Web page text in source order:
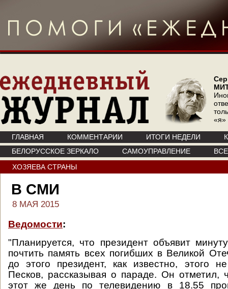
«я»
ГЛАВНАЯ КОММЕНТАРИИ ИТОГИ НЕДЕЛИ
БЕЛОРУССКОЕ ЗЕРКАЛО
САМОУПРАВЛЕНИЕ
ХОЗЯЕВА СТРАНЫ
В СМИ
8 МАЯ 2015
Ведомости:
"Планируется, что президент объявит
почтить память всех погибших в Великой
до этого президент, как известно, этого
Песков, рассказывая о параде. Он отметил,
этот же день по телевидению в 18.55